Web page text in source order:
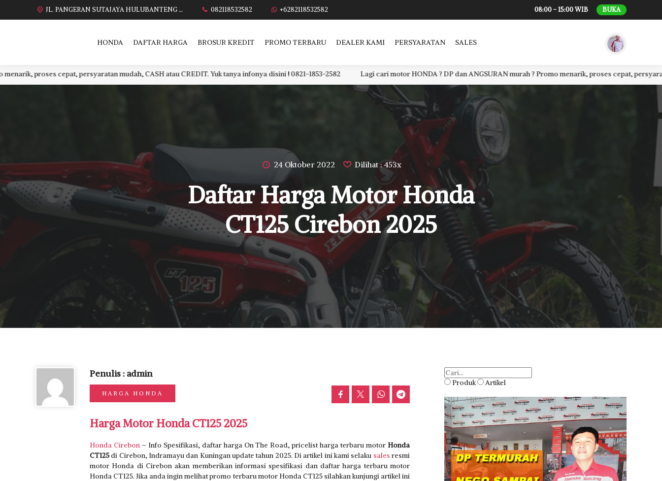
JL. PANGERAN SUTAJAYA HULUBANTENG LOR PABUARAN CIREBON TIMUR, Ds. Babakan gebang cirebon Gebang udik cirebon Ciledug cirebon Karang wareng cirebon 082118532582 +6282118532582 08:00 - 15:00 WIB BUKA
HONDA DAFTAR HARGA BROSUR KREDIT PROMO TERBARU DEALER KAMI PERSYARATAN SALES
cepat, persyaratan mudah, CASH atau CREDIT. Yuk tanya infonya disini ! 0821-1853-2582 Lagi cari motor HONDA ? DP dan ANGSURAN murah ? Promo menarik, proses cepat, persyaratan mudah,
24 Oktober 2022 Dilihat : 453x
Daftar Harga Motor Honda
CT125 Cirebon 2025
Penulis : admin
HARGA HONDA
Harga Motor Honda CT125 2025
Honda Cirebon– Info Spesifikasi, daftar harga On The Road, pricelist harga terbaru motor Honda
CT125 di Cirebon, Indramayu dan Kuningan update tahun 2025. Di artikel ini kami selaku sales resmi
motor Honda di Cirebon akan memberikan informasi spesifikasi dan daftar harga terbaru motor
Honda CT125. Jika anda ingin melihat promo terbaru motor Honda CT125 silahkan kunjungi artikel ini
Produk Artikel